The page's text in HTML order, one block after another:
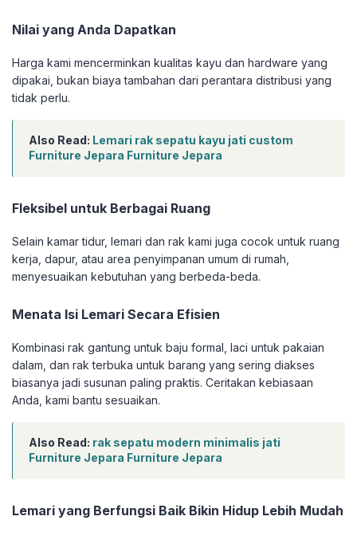
Nilai yang Anda Dapatkan
Harga kami mencerminkan kualitas kayu dan hardware yang
dipakai, bukan biaya tambahan dari perantara distribusi yang
tidak perlu.
Also Read: Lemari rak sepatu kayu jati custom
Furniture Jepara Furniture Jepara
Fleksibel untuk Berbagai Ruang
Selain kamar tidur, lemari dan rak kami juga cocok untuk ruang
kerja, dapur, atau area penyimpanan umum di rumah,
menyesuaikan kebutuhan yang berbeda-beda.
Menata Isi Lemari Secara Efisien
Kombinasi rak gantung untuk baju formal, laci untuk pakaian
dalam, dan rak terbuka untuk barang yang sering diakses
biasanya jadi susunan paling praktis. Ceritakan kebiasaan
Anda, kami bantu sesuaikan.
Also Read: rak sepatu modern minimalis jati
Furniture Jepara Furniture Jepara
Lemari yang Berfungsi Baik Bikin Hidup Lebih Mudah